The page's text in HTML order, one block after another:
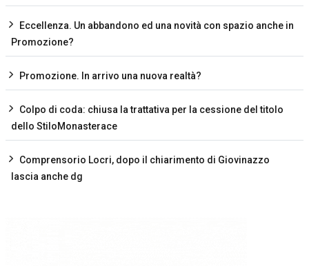
Eccellenza. Un abbandono ed una novità con spazio anche in
Promozione?
Promozione. In arrivo una nuova realtà?
Colpo di coda: chiusa la trattativa per la cessione del titolo
dello StiloMonasterace
Comprensorio Locri, dopo il chiarimento di Giovinazzo
lascia anche dg